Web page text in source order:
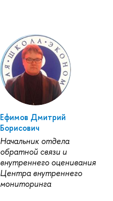
Ефимов Дмитрий
Борисович
Начальник отдела
обратной связи и
внутреннего оценивания
Центра внутреннего
мониторинга